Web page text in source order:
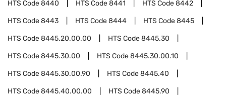
HTS Code8440 HTS Code8441 HTS Code8442
HTS Code8443 HTS Code8444 HTS Code8445
HTS Code8445.20.00.00 HTS Code8445.30
HTS Code8445.30.00 HTS Code8445.30.00.10
HTS Code8445.30.00.90 HTS Code8445.40
HTS Code8445.40.00.00 HTS Code8445.90